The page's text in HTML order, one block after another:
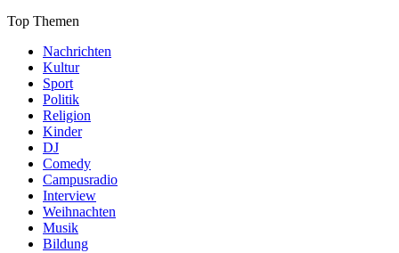
Top Themen
Nachrichten
Kultur
Sport
Politik
Religion
Kinder
DJ
Comedy
Campusradio
Interview
Weihnachten
Musik
Bildung